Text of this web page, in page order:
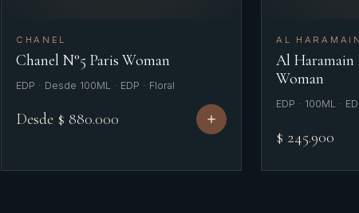
CHANEL
Chanel N°5 Paris Woman
EDP · Desde 100ML · EDP · Floral
Desde $ 880.000
AL HARAMAIN
Al Haramain
Woman
EDP · 100ML ·
$ 245.900